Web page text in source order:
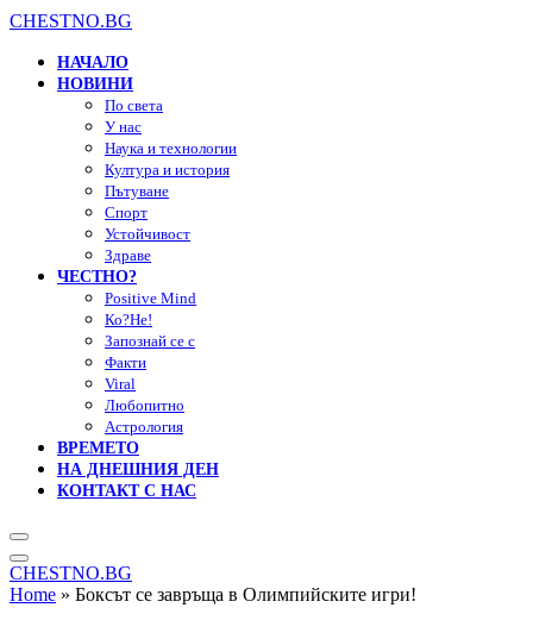
CHESTNO.BG
НАЧАЛО
НОВИНИ
По света
У нас
Наука и технологии
Култура и история
Пътуване
Спорт
Устойчивост
Здраве
ЧЕСТНО?
Positive Mind
Ко?Не!
Запознай се с
Факти
Viral
Любопитно
Астрология
ВРЕМЕТО
НА ДНЕШНИЯ ДЕН
КОНТАКТ С НАС
CHESTNO.BG
Home » Боксът се завръща в Олимпийските игри!